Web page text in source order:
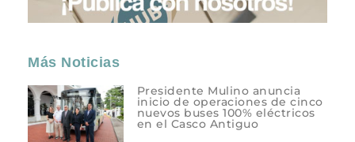
Más Noticias
Presidente Mulino anuncia
inicio de operaciones de cinco
nuevos buses 100% eléctricos
en el Casco Antiguo